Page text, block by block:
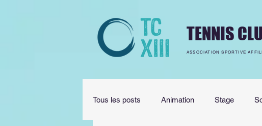
TENNIS
ASSOCIATION SPORTIVE
Tous les posts Animation Stage